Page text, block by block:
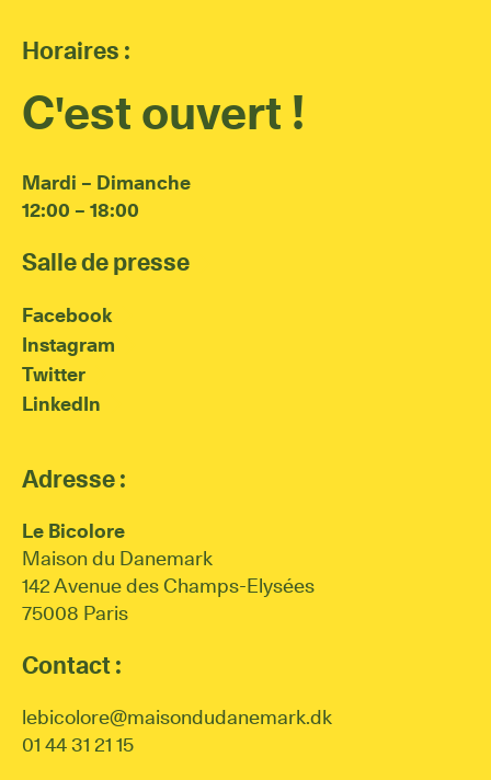
Horaires :
C'est ouvert !
Mardi – Dimanche
12:00 – 18:00
Salle de presse
Facebook
Instagram
Twitter
LinkedIn
Adresse :
Le Bicolore
Maison du Danemark
142 Avenue des Champs-Elysées
75008 Paris
Contact :
lebicolore@maisondudanemark.dk
01 44 31 21 15